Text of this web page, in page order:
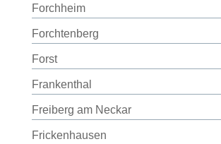
Forchheim
Forchtenberg
Forst
Frankenthal
Freiberg am Neckar
Frickenhausen